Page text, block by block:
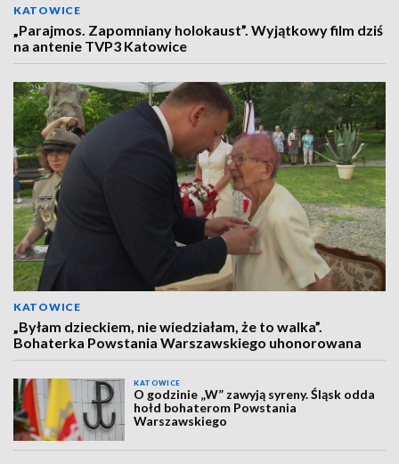
KATOWICE
„Parajmos. Zapomniany holokaust”. Wyjątkowy film dziś
na antenie TVP3 Katowice
KATOWICE
„Byłam dzieckiem, nie wiedziałam, że to walka”.
Bohaterka Powstania Warszawskiego uhonorowana
KATOWICE
O godzinie „W” zawyją syreny. Śląsk odda
hołd bohaterom Powstania
Warszawskiego